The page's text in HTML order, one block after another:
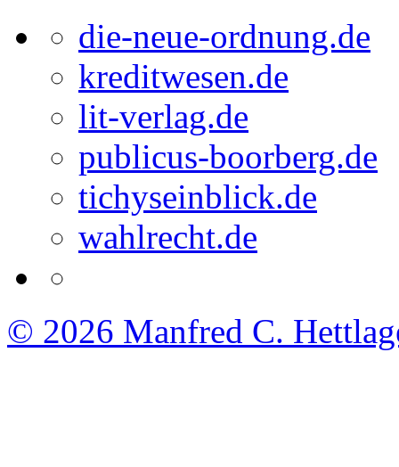
die-neue-ordnung.de
kreditwesen.de
lit-verlag.de
publicus-boorberg.de
tichyseinblick.de
wahlrecht.de
© 2026 Manfred C.